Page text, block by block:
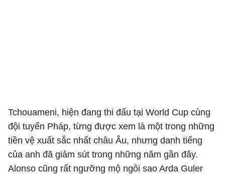
Tchouameni, hiện đang thi đấu tại World Cup cùng
đội tuyển Pháp, từng được xem là một trong những
tiền vệ xuất sắc nhất châu Âu, nhưng danh tiếng
của anh đã giảm sút trong những năm gần đây.
Alonso cũng rất ngưỡng mộ ngôi sao Arda Guler